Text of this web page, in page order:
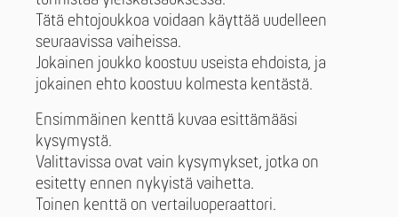
Tätä ehtojoukkoa voidaan käyttää uudelleen
seuraavissa vaiheissa.
Jokainen joukko koostuu useista ehdoista, ja
jokainen ehto koostuu kolmesta kentästä.
Ensimmäinen kenttä kuvaa esittämääsi
kysymystä.
Valittavissa ovat vain kysymykset, jotka on
esitetty ennen nykyistä vaihetta.
Toinen kenttä on vertailuoperaattori.